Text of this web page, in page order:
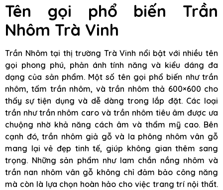
Tên gọi phổ biến Trần
Nhôm Trà Vinh
Trần Nhôm tại thị trường Trà Vinh nổi bật với nhiều tên
gọi phong phú, phản ánh tính năng và kiểu dáng đa
dạng của sản phẩm. Một số tên gọi phổ biến như trần
nhôm, tấm trần nhôm, và trần nhôm thả 600×600 cho
thấy sự tiện dụng và dễ dàng trong lắp đặt. Các loại
trần như trần nhôm caro và trần nhôm tiêu âm được ưa
chuộng nhờ khả năng cách âm và thẩm mỹ cao. Bên
cạnh đó, trần nhôm giả gỗ và la phông nhôm vân gỗ
mang lại vẻ đẹp tinh tế, giúp không gian thêm sang
trọng. Những sản phẩm như lam chắn nắng nhôm và
trần nan nhôm vân gỗ không chỉ đảm bảo công năng
mà còn là lựa chọn hoàn hảo cho việc trang trí nội thất.